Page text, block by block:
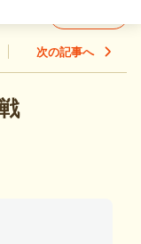
次の記事へ